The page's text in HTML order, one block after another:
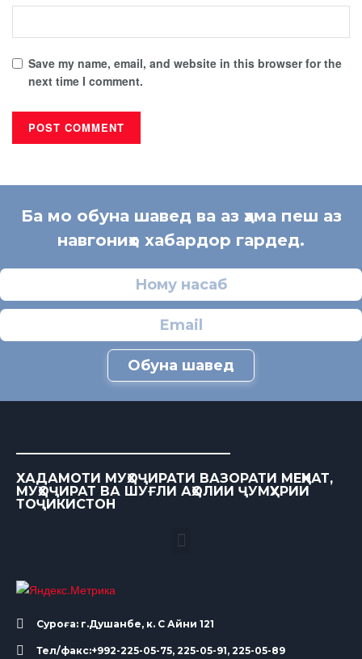
Save my name, email, and website in this browser for the
next time I comment.
Ба мо обуна шавед ва аз ҳама пеш аз
навгониҳо хабардор гардед.
Обуна шавед
ХАДАМОТИ МУҲОҶИРАТИ ВАЗОРАТИ МЕҲНАТ,
МУҲОҶИРАТ ВА ШУҒЛИ АҲОЛИИ ҶУМҲУРИИ
ТОҶИКИСТОН
Суроға: г.Душанбе, к. С Айни 121
Тел/факс:+992-225-05-75, 225-05-91, 225-05-89